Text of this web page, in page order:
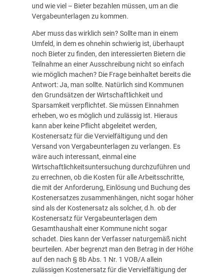
und wie viel – Bieter bezahlen müssen, um an die
Vergabeunterlagen zu kommen.
Aber muss das wirklich sein? Sollte man in einem
Umfeld, in dem es ohnehin schwierig ist, überhaupt
noch Bieter zu finden, den interessierten Bietern die
Teilnahme an einer Ausschreibung nicht so einfach
wie möglich machen? Die Frage beinhaltet bereits die
Antwort: Ja, man sollte. Natürlich sind Kommunen
den Grundsätzen der Wirtschaftlichkeit und
Sparsamkeit verpflichtet. Sie müssen Einnahmen
erheben, wo es möglich und zulässig ist. Hieraus
kann aber keine Pflicht abgeleitet werden,
Kostenersatz für die Vervielfältigung und den
Versand von Vergabeunterlagen zu verlangen. Es
wäre auch interessant, einmal eine
Wirtschaftlichkeitsuntersuchung durchzuführen und
zu errechnen, ob die Kosten für alle Arbeitsschritte,
die mit der Anforderung, Einlösung und Buchung des
Kostenersatzes zusammenhängen, nicht sogar höher
sind als der Kostenersatz als solcher, d.h. ob der
Kostenersatz für Vergabeunterlagen dem
Gesamthaushalt einer Kommune nicht sogar
schadet. Dies kann der Verfasser naturgemäß nicht
beurteilen. Aber begrenzt man den Betrag in der Höhe
auf den nach § 8b Abs. 1 Nr. 1 VOB/A allein
zulässigen Kostenersatz für die Vervielfältigung der